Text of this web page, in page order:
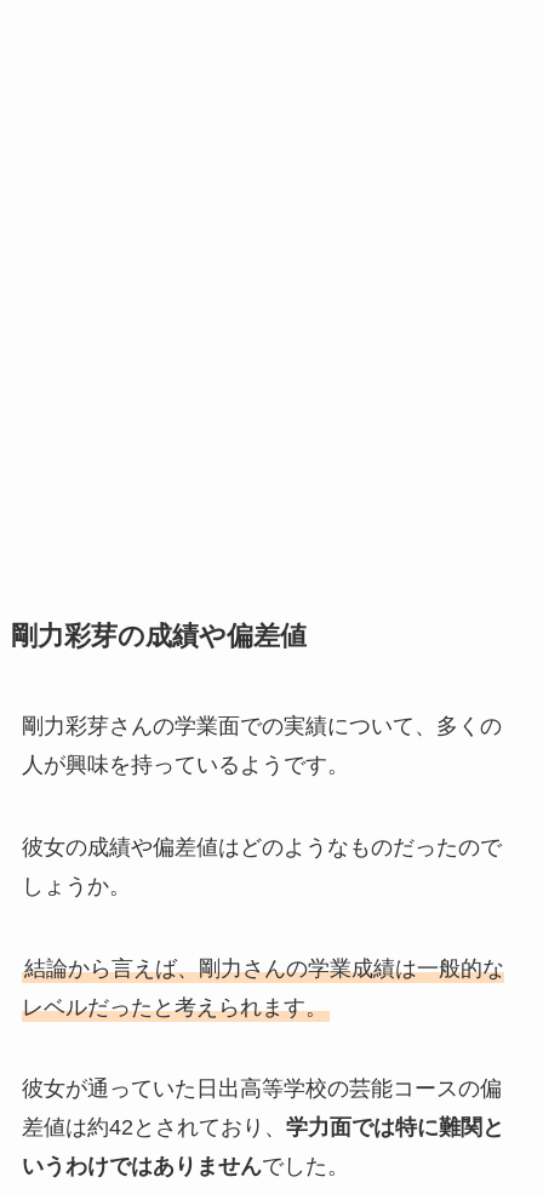
剛力彩芽の成績や偏差値
剛力彩芽さんの学業面での実績について、多くの
人が興味を持っているようです。
彼女の成績や偏差値はどのようなものだったので
しょうか。
結論から言えば、剛力さんの学業成績は一般的な
レベルだったと考えられます。
彼女が通っていた日出高等学校の芸能コースの偏
差値は約42とされており、 学力面では特に難関と
いうわけではありませんでした。